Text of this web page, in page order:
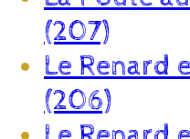
(207)
Le Renard
(206)